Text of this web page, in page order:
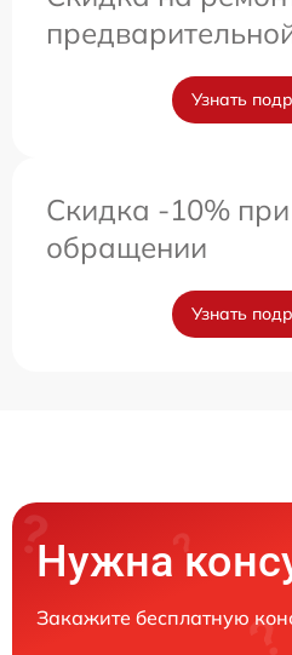
Узнать
Скидка -10%
обращении
Узнать
Нужна
Закажите бесплатную